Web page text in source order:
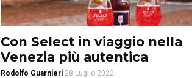
Con Select in viaggio nella
Venezia più autentica
Rodolfo Guarnieri 28 Luglio 2022